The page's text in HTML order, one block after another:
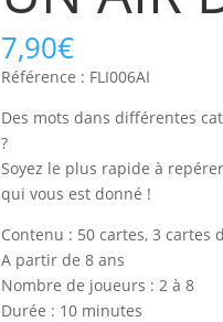
7,90€
Référence : FLI006AI
Des mots dans différentes
?
Soyez le plus rapide à
qui vous est donné !
Contenu : 50 cartes, 3 cartes
A partir de 8 ans
Nombre de joueurs : 2 à 8
Durée : 10 minutes